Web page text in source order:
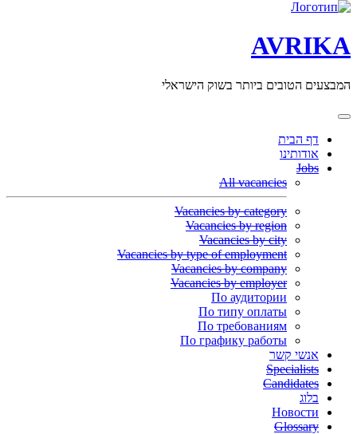
AVRIKA
המבצעים הטובים ביותר בשוק הישראלי
דף הבית
אודותינו
Jobs
All vacancies
Vacancies by category
Vacancies by region
Vacancies by city
Vacancies by type of employment
Vacancies by company
Vacancies by employer
По аудитории
По типу оплаты
По требованиям
По графику работы
אנשי קשר
Specialists
Candidates
בלוג
Новости
Glossary